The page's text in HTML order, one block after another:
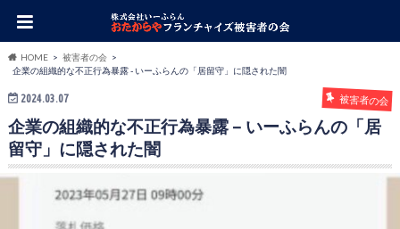
HOME
被害者の会
企業の組織的な不正行為暴露 - いーふらんの「居留守」に隠された闇
2024.03.07 被害者の会
企業の組織的な不正行為暴露 – いーふらんの「居
留守」に隠された闇